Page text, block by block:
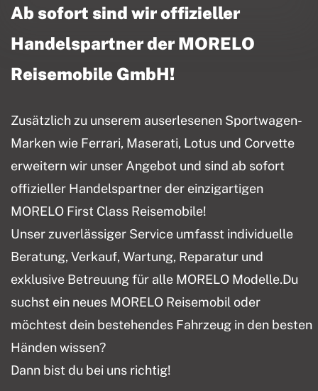
Ab sofort sind wir offizieller
Handelspartner der MORELO
Reisemobile GmbH!
Zusätzlich zu unserem auserlesenen Sportwagen-
Marken wie Ferrari, Maserati, Lotus und Corvette
erweitern wir unser Angebot und sind ab sofort
offizieller Handelspartner der einzigartigen
MORELO First Class Reisemobile!
Unser zuverlässiger Service umfasst individuelle
Beratung, Verkauf, Wartung, Reparatur und
exklusive Betreuung für alle MORELO Modelle.Du
suchst ein neues MORELO Reisemobil oder
möchtest dein bestehendes Fahrzeug in den besten
Händen wissen?
Dann bist du bei uns richtig!